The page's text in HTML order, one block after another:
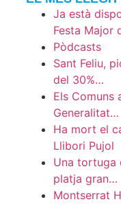
Ja està
Festa Major
Pòdcasts
Sant Feliu,
del 30%…
Els Comuns
Generalitat…
Ha mort el
Llibori Pujol
Una tortuga
platja gran…
Montserrat